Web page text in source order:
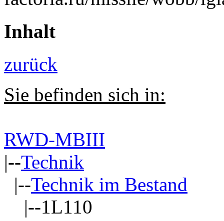
Inhalt
zurück
Sie befinden sich in:
RWD-MBIII
|--Technik
|--Technik im Bestand
|--1L110